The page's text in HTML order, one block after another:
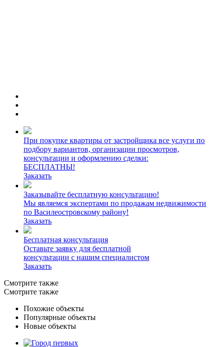
При покупке квартиры от застройщика все услуги по
подбору вариантов, организации просмотров,
консультации и оформлению сделки:
БЕСПЛАТНЫ!
Заказать
Заказывайте бесплатную консультацию!
Мы являемся экспертами по продажам недвижимости
по Василеостровскому району!
Заказать
Бесплатная консультация
Оставьте заявку для бесплатной
консультации с нашим специалистом
Заказать
Смотрите также
Смотрите также
Похожие объекты
Популярные объекты
Новые объекты